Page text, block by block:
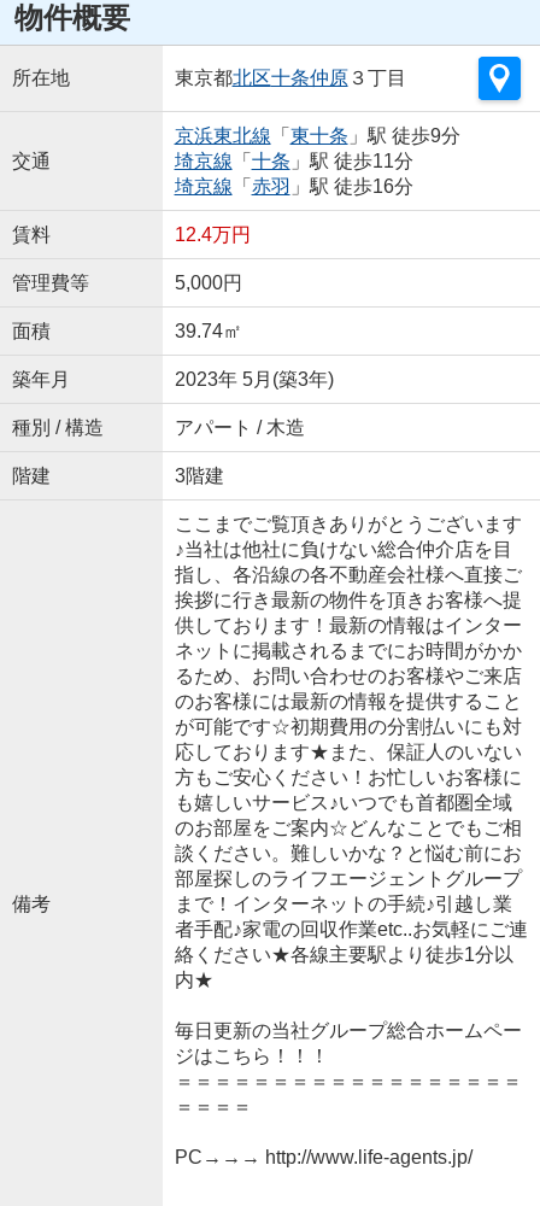
物件概要
所在地 東京都北区十条仲原３丁目
交通
京浜東北線 「 東十条 」駅 徒歩9分
埼京線 「 十条 」駅 徒歩11分
埼京線 「 赤羽 」駅 徒歩16分
賃料 12.4万円
管理費等 5,000円
面積 39.74㎡
築年月 2023年 5月(築3年)
種別 / 構造 アパート / 木造
階建 3階建
備考
ここまでご覧頂きありがとうございます
♪当社は他社に負けない総合仲介店を目
指し、各沿線の各不動産会社様へ直接ご
挨拶に行き最新の物件を頂きお客様へ提
供しております！最新の情報はインター
ネットに掲載されるまでにお時間がかか
るため、お問い合わせのお客様やご来店
のお客様には最新の情報を提供すること
が可能です☆初期費用の分割払いにも対
応しております★また、保証人のいない
方もご安心ください！お忙しいお客様に
も嬉しいサービス♪いつでも首都圏全域
のお部屋をご案内☆どんなことでもご相
談ください。難しいかな？と悩む前にお
部屋探しのライフエージェントグループ
まで！インターネットの手続♪引越し業
者手配♪家電の回収作業etc..お気軽にご連
絡ください★各線主要駅より徒歩1分以
内★
毎日更新の当社グループ総合ホームペー
ジはこちら！！！
＝＝＝＝＝＝＝＝＝＝＝＝＝＝＝＝＝＝
＝＝＝＝
PC→→→ http://www.life-agents.jp/